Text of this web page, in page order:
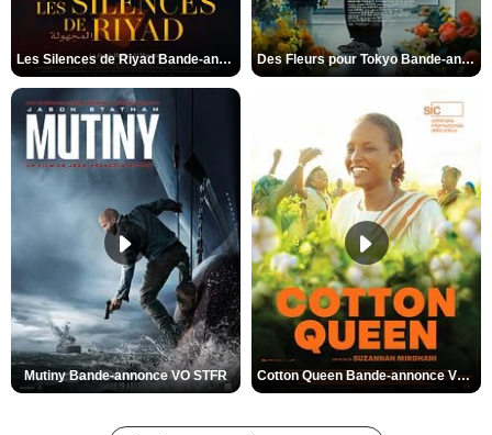
Les Silences de Riyad Bande-annonce VO STFR Des Fleurs pour Tokyo Bande-annonce VO STFR
Mutiny Bande-annonce VO STFR Cotton Queen Bande-annonce VO STFR